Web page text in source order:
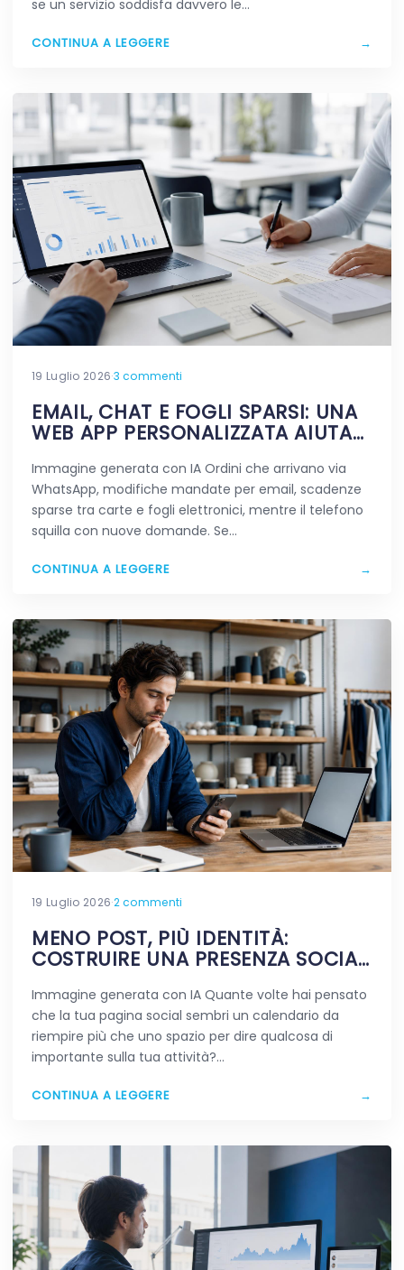
se un servizio soddisfa davvero le…
CONTINUA A LEGGERE →
19 Luglio 2026·3 commenti
EMAIL, CHAT E FOGLI SPARSI: UNA
WEB APP PERSONALIZZATA AIUTA
Immagine generata con IA Ordini che arrivano via
WhatsApp, modifiche mandate per email, scadenze
sparse tra carte e fogli elettronici, mentre il telefono
squilla con nuove domande. Se…
CONTINUA A LEGGERE →
19 Luglio 2026·2 commenti
MENO POST, PIÙ IDENTITÀ:
COSTRUIRE UNA PRESENZA SOCIAL
Immagine generata con IA Quante volte hai pensato
che la tua pagina social sembri un calendario da
riempire più che uno spazio per dire qualcosa di
importante sulla tua attività?…
CONTINUA A LEGGERE →